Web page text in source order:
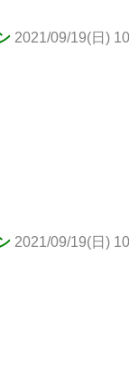
2021/09/19(日)
2021/09/19(日)